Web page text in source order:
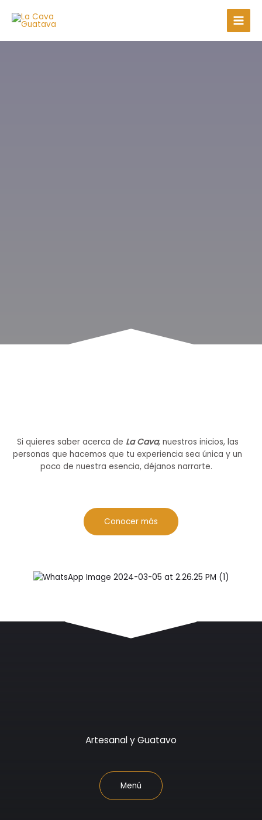
Si quieres saber acerca de La Cava, nuestros inicios, las
personas que hacemos que tu experiencia sea única y un
poco de nuestra esencia, déjanos narrarte.
Conocer más
Artesanal y Guatavo
Menú